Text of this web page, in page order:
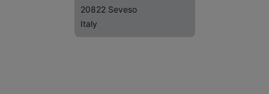
20822 Seveso
Italy